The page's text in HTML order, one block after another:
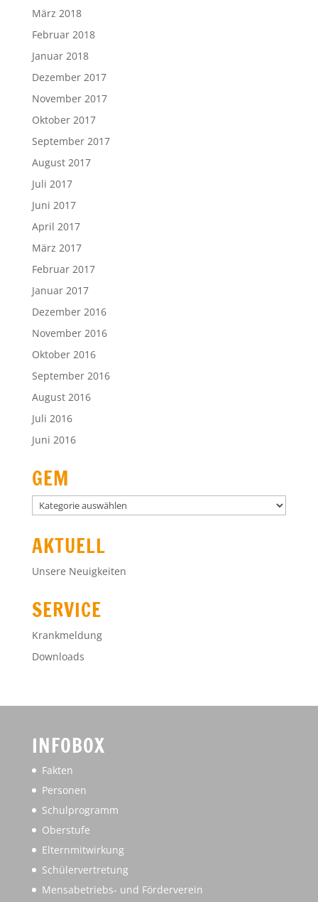
März 2018
Februar 2018
Januar 2018
Dezember 2017
November 2017
Oktober 2017
September 2017
August 2017
Juli 2017
Juni 2017
April 2017
März 2017
Februar 2017
Januar 2017
Dezember 2016
November 2016
Oktober 2016
September 2016
August 2016
Juli 2016
Juni 2016
GEM
GEM
AKTUELL
Unsere Neuigkeiten
SERVICE
Krankmeldung
Downloads
INFOBOX
Fakten
Personen
Schulprogramm
Oberstufe
Elternmitwirkung
Schülervertretung
Mensabetriebs- und Förderverein